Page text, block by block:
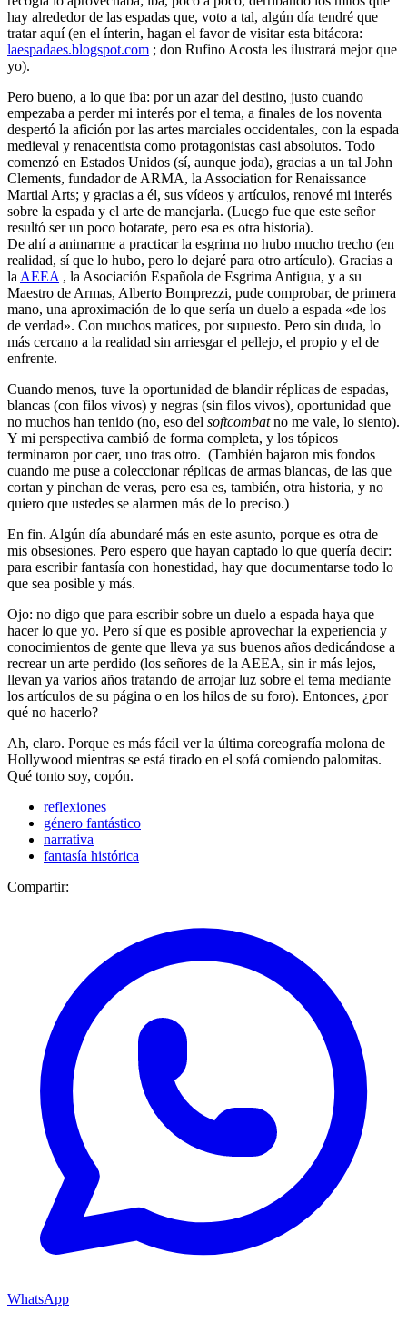
hay alrededor de las espadas que, voto a tal, algún día tendré que
tratar aquí (en el ínterin, hagan el favor de visitar esta bitácora:
laespadaes.blogspot.com ; don Rufino Acosta les ilustrará mejor que
yo).
Pero bueno, a lo que iba: por un azar del destino, justo cuando
empezaba a perder mi interés por el tema, a finales de los noventa
despertó la afición por las artes marciales occidentales, con la espada
medieval y renacentista como protagonistas casi absolutos. Todo
comenzó en Estados Unidos (sí, aunque joda), gracias a un tal John
Clements, fundador de ARMA, la Association for Renaissance
Martial Arts; y gracias a él, sus vídeos y artículos, renové mi interés
sobre la espada y el arte de manejarla. (Luego fue que este señor
resultó ser un poco botarate, pero esa es otra historia).
De ahí a animarme a practicar la esgrima no hubo mucho trecho (en
realidad, sí que lo hubo, pero lo dejaré para otro artículo). Gracias a
la AEEA , la Asociación Española de Esgrima Antigua, y a su
Maestro de Armas, Alberto Bomprezzi, pude comprobar, de primera
mano, una aproximación de lo que sería un duelo a espada «de los
de verdad». Con muchos matices, por supuesto. Pero sin duda, lo
más cercano a la realidad sin arriesgar el pellejo, el propio y el de
enfrente.
Cuando menos, tuve la oportunidad de blandir réplicas de espadas,
blancas (con filos vivos) y negras (sin filos vivos), oportunidad que
no muchos han tenido (no, eso del softcombatno me vale, lo siento).
Y mi perspectiva cambió de forma completa, y los tópicos
terminaron por caer, uno tras otro. (También bajaron mis fondos
cuando me puse a coleccionar réplicas de armas blancas, de las que
cortan y pinchan de veras, pero esa es, también, otra historia, y no
quiero que ustedes se alarmen más de lo preciso.)
En fin. Algún día abundaré más en este asunto, porque es otra de
mis obsesiones. Pero espero que hayan captado lo que quería decir:
para escribir fantasía con honestidad, hay que documentarse todo lo
que sea posible y más.
Ojo: no digo que para escribir sobre un duelo a espada haya que
hacer lo que yo. Pero sí que es posible aprovechar la experiencia y
conocimientos de gente que lleva ya sus buenos años dedicándose a
recrear un arte perdido (los señores de la AEEA, sin ir más lejos,
llevan ya varios años tratando de arrojar luz sobre el tema mediante
los artículos de su página o en los hilos de su foro). Entonces, ¿por
qué no hacerlo?
Ah, claro. Porque es más fácil ver la última coreografía molona de
Hollywood mientras se está tirado en el sofá comiendo palomitas.
Qué tonto soy, copón.
reflexiones
género fantástico
narrativa
fantasía histórica
Compartir:
WhatsApp